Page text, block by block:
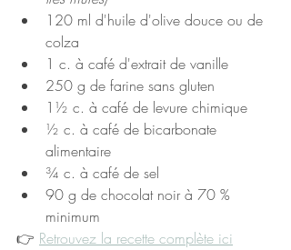
120 ml d'huile d'olive douce ou de
colza
1 c. à café d'extrait de vanille
250 g de farine sans gluten
1½ c. à café de levure chimique
½ c. à café de bicarbonate
alimentaire
¾ c. à café de sel
90 g de chocolat noir à 70 %
minimum
👉 Retrouvez la recette complète ici